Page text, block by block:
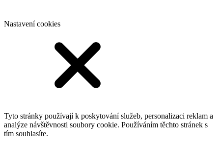
Nastavení cookies
Tyto stránky používají k poskytování služeb, personalizaci reklam a
analýze návštěvnosti soubory cookie. Používáním těchto stránek s
tím souhlasíte.